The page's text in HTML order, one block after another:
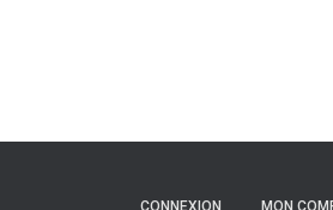
CONNEXION MON